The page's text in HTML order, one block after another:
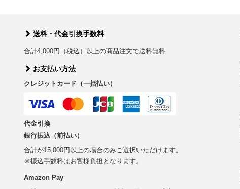
送料・代金引換手数料
合計4,000円（税込）以上の商品注文で送料無料
お支払い方法
クレジットカード（一括払い）
代金引換
銀行振込（前払い）
合計が15,000円以上の場合のみご選択いただけます。
※振込手数料はお客様負担となります。
Amazon Pay